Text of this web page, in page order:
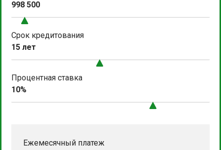
998 500
Срок кредитования
15 лет
Процентная ставка
10%
Ежемесячный платеж